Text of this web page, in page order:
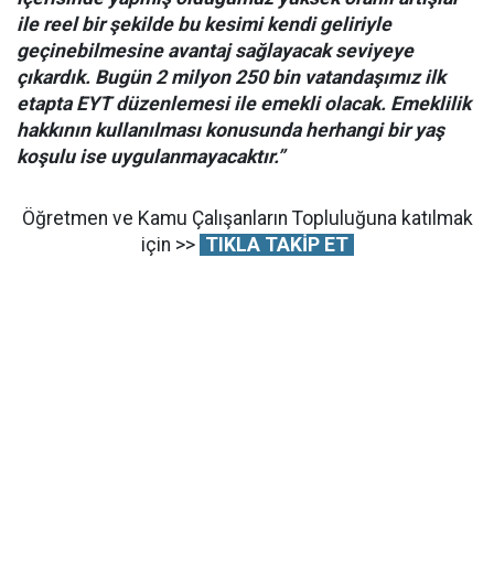
ile reel bir şekilde bu kesimi kendi geliriyle
geçinebilmesine avantaj sağlayacak seviyeye
çıkardık. Bugün 2 milyon 250 bin vatandaşımız ilk
etapta EYT düzenlemesi ile emekli olacak. Emeklilik
hakkının kullanılması konusunda herhangi bir yaş
koşulu ise uygulanmayacaktır.”
Öğretmen ve Kamu Çalışanların Topluluğuna katılmak
için >> TIKLA TAKİP ET